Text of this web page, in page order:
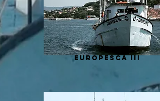
europesca iii